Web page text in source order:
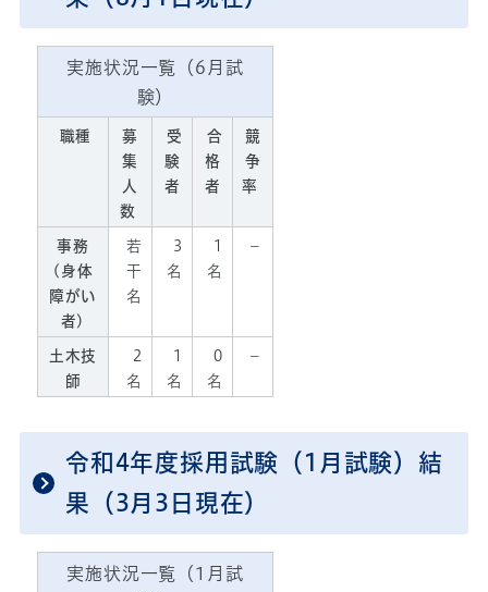
実施状況一覧（6月試
験）
職種
募
集
人
数
受
験
者
合
格
者
競
争
率
事務
(身体
障がい
者)
若
干
名
3
名
1
名
－
土木技
師
2
名
1
名
0
名
－
令和4年度採用試験（1月試験）結
果（3月3日現在）
実施状況一覧（1月試